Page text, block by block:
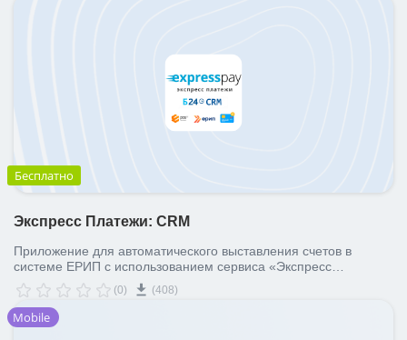
Бесплатно
Экспресс Платежи: CRM
Приложение для автоматического выставления счетов в
системе ЕРИП с использованием сервиса «Экспресс
Платежи».
(0) (408)
Mobile